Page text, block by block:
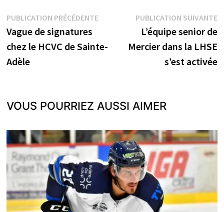
Navigation
de
l’article
PUBLICATION PRÉCÉDENTEPublication
précédente :
Vague de signatures
chez le HCVC de Sainte-
Adèle
PUBLICATION SUIVANTE
L’équipe senior de
Mercier dans la LHSE
s’est activée
VOUS POURRIEZ AUSSI AIMER